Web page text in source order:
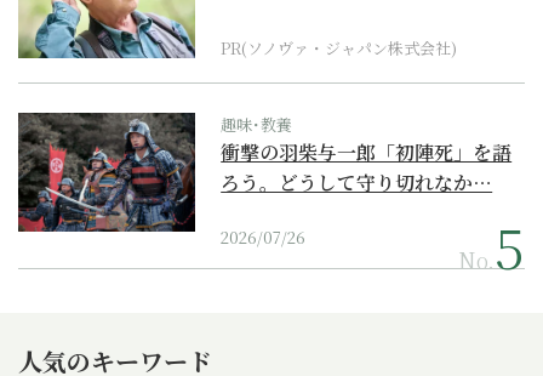
PR(ソノヴァ・ジャパン株式会社)
趣味･教養
衝撃の羽柴与一郎「初陣死」を語
ろう。どうして守り切れなか…
2026/07/26
No.
人気のキーワード